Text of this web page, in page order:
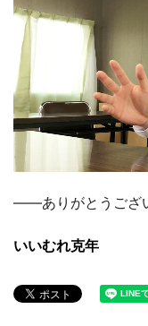
――ありがとうござ
いいむれ克年